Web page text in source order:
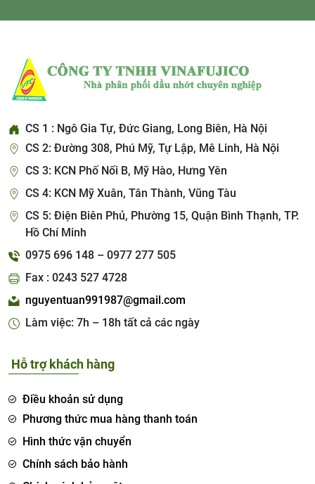
CS 1 : Ngô Gia Tự, Đức Giang, Long Biên, Hà Nội
CS 2: Đường 308, Phú Mỹ, Tự Lập, Mê Linh, Hà Nội
CS 3: KCN Phố Nối B, Mỹ Hào, Hưng Yên
CS 4: KCN Mỹ Xuân, Tân Thành, Vũng Tàu
CS 5: Điện Biên Phủ, Phường 15, Quận Bình Thạnh, TP.
Hồ Chí Minh
0975 696 148 – 0977 277 505
Fax : 0243 527 4728
nguyentuan991987@gmail.com
Làm việc: 7h – 18h tất cả các ngày
Hỗ trợ khách hàng
Điều khoản sử dụng
Phương thức mua hàng thanh toán
Hình thức vận chuyển
Chính sách bảo hành